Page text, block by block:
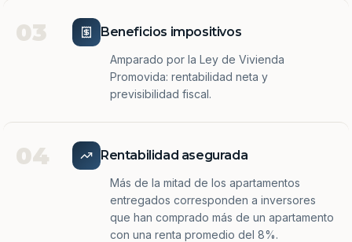
03 Beneficios impositivos
Amparado por la Ley de Vivienda
Promovida: rentabilidad neta y
previsibilidad fiscal.
04 Rentabilidad asegurada
Más de la mitad de los apartamentos
entregados corresponden a inversores
que han comprado más de un apartamento
con una renta promedio del 8%.